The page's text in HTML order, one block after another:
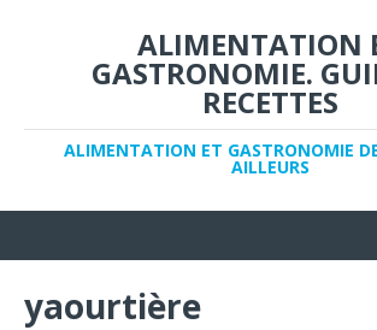
ALIMENTATION
GASTRONOMIE.
RECETTES
ALIMENTATION ET GASTRONOMIE
AILLEURS
yaourtière